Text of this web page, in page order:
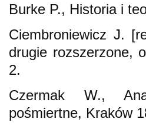
Burke P., Historia i
Ciembroniewicz J.
drugie rozszerzone,
2.
Czermak W.,
pośmiertne, Kraków